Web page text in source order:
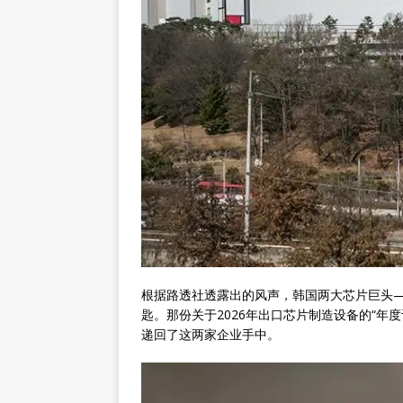
根据路透社透露出的风声，韩国两大芯片巨
匙。那份关于2026年出口芯片制造设备的“年
递回了这两家企业手中。